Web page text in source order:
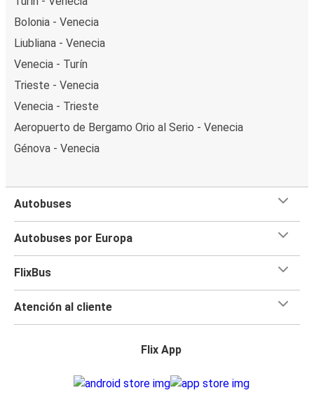
Bolonia - Venecia
Liubliana - Venecia
Venecia - Turín
Trieste - Venecia
Venecia - Trieste
Aeropuerto de Bergamo Orio al Serio - Venecia
Génova - Venecia
Autobuses
Autobuses por Europa
FlixBus
Atención al cliente
Flix App